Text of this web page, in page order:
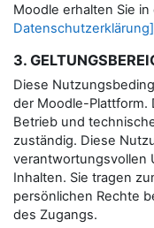
Moodle erhalten Sie
Datenschutzerklärung]
3.
Diese
der Moodle-Plattform.
Betrieb und
zuständig. Diese
verantwortungsvollen
Inhalten. Sie tragen
persönlichen Rechte
des Zugangs.